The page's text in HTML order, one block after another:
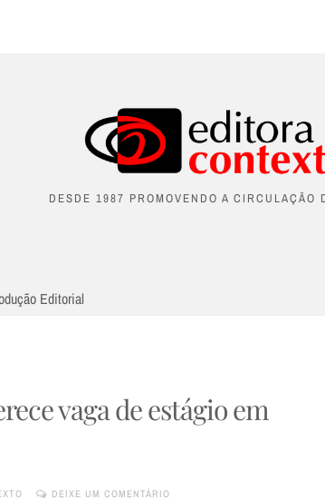
DESDE 1987 PROMOVENDO A CIRCULAÇÃO
Editorial
vaga de estágio em
DEIXE UM COMENTÁRIO